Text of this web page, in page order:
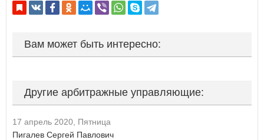
Вам может быть интересно:
Другие арбитражные управляющие:
17 апрель 2020, Пятница
Пигалев Сергей Павлович